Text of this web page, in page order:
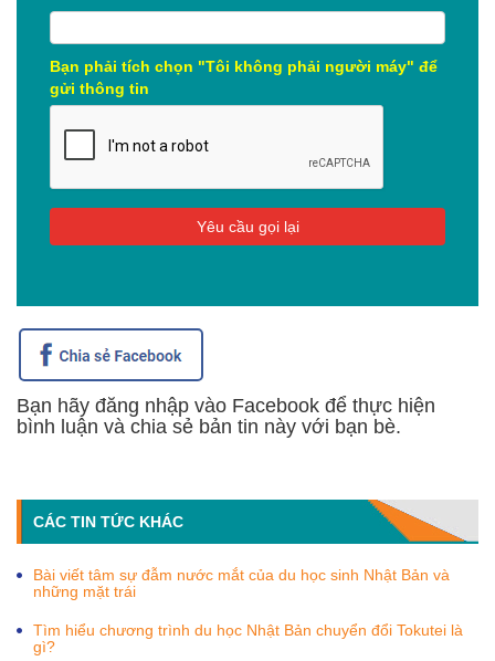
Bạn phải tích chọn "Tôi không phải người máy" để
gửi thông tin
Bạn hãy đăng nhập vào Facebook để thực hiện
bình luận và chia sẻ bản tin này với bạn bè.
CÁC TIN TỨC KHÁC
Bài viết tâm sự đẫm nước mắt của du học sinh Nhật Bản và
những mặt trái
Tìm hiểu chương trình du học Nhật Bản chuyển đổi Tokutei là
gì?